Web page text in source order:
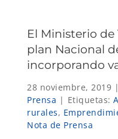
El Ministerio de
plan Nacional
incorporando
28 noviembre, 2019 |
Prensa | Etiquetas:
rurales,
Nota de Prensa